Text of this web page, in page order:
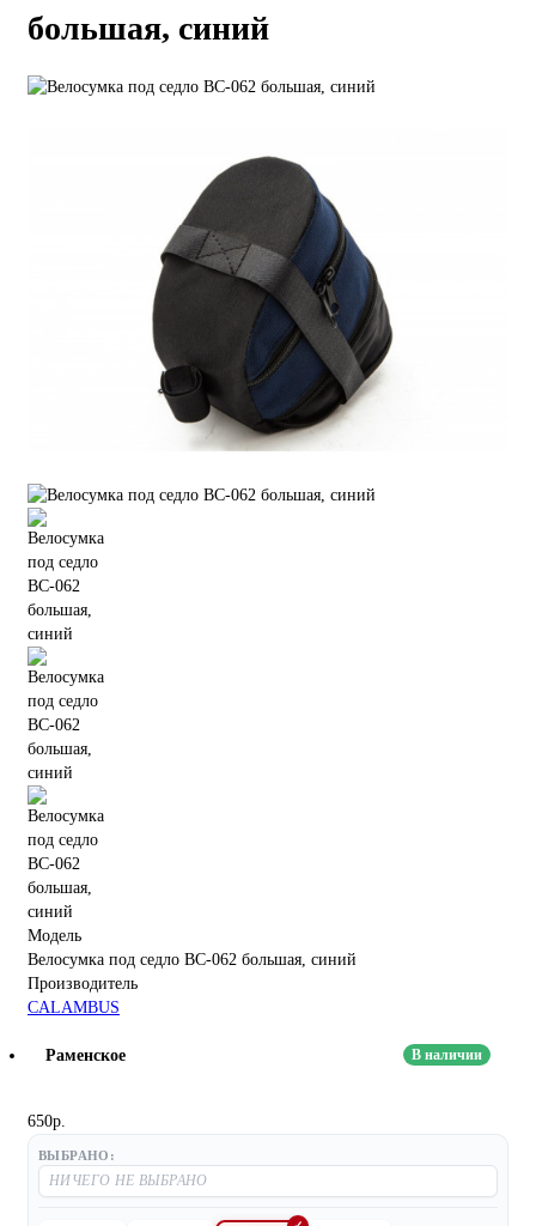
большая, синий
Модель
Велосумка под седло BC-062 большая, синий
Производитель
CALAMBUS
Раменское В наличии
650р.
ВЫБРАНО: